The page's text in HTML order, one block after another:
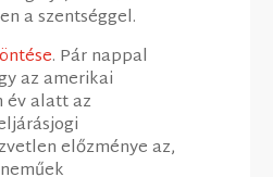
a szentséggel.
. Pár nappal
az amerikai
év alatt az
előzménye az,